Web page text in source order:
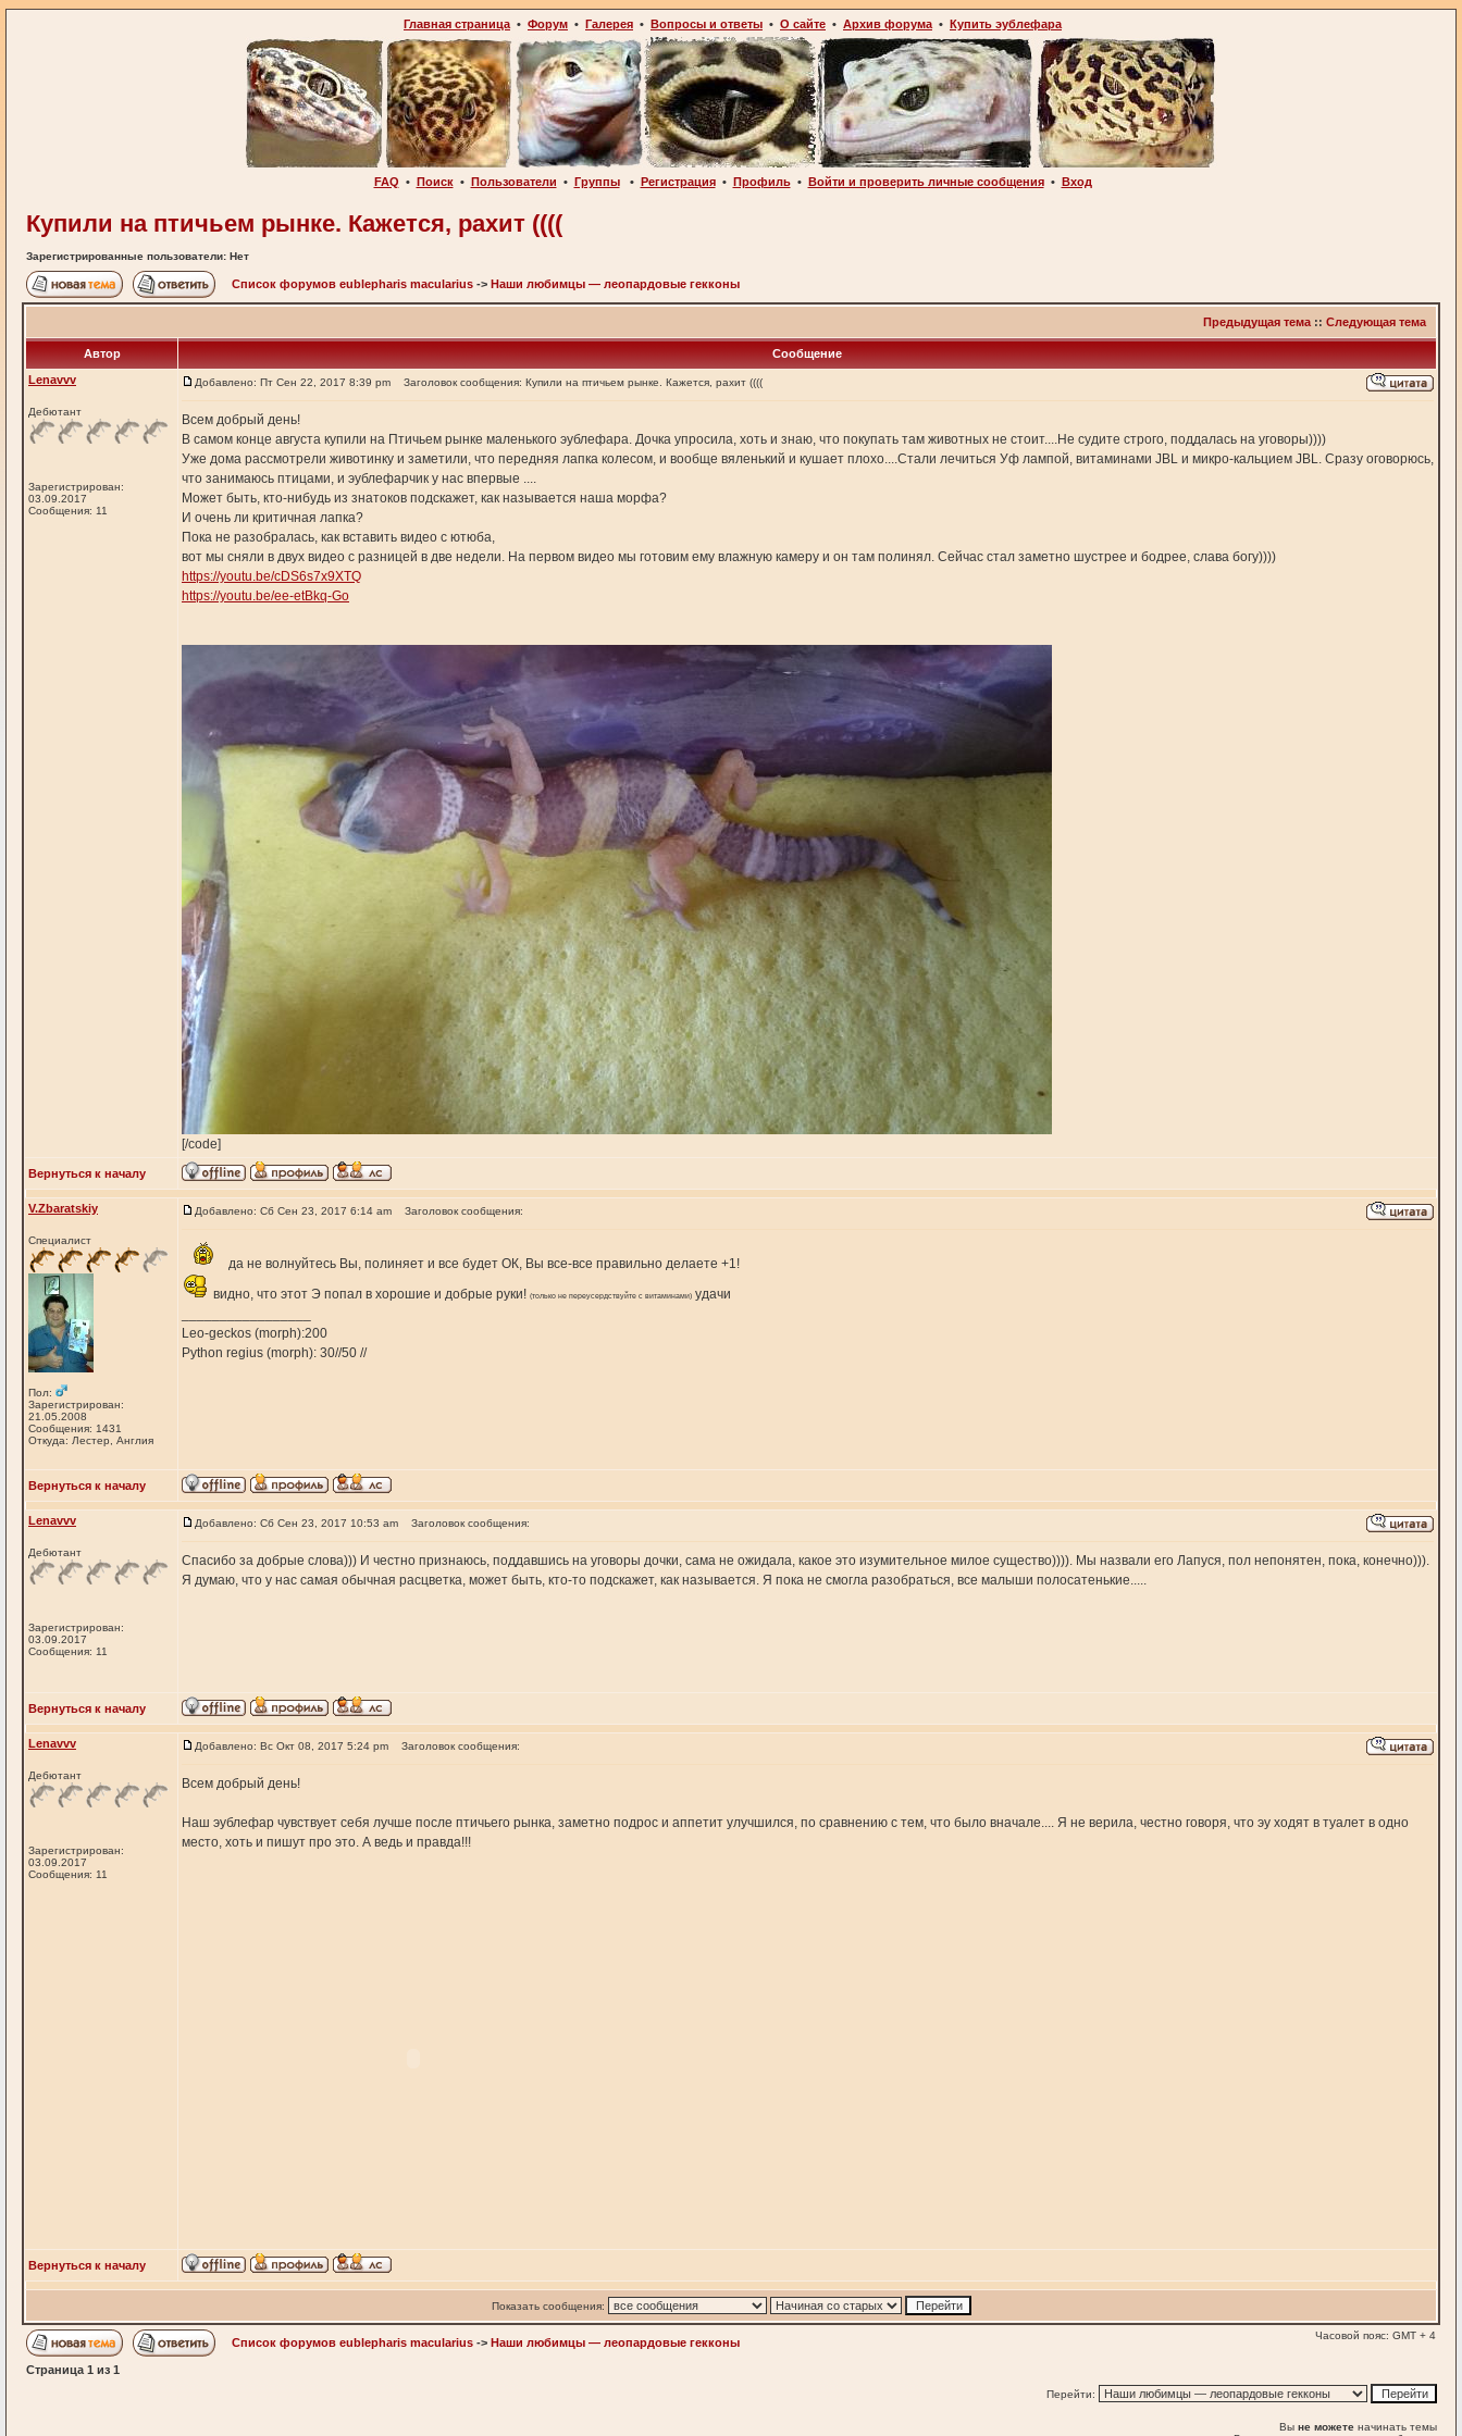
Главная страница • Форум • Галерея • Вопросы и ответы • О сайте • Архив форума • Купить эублефара
FAQ • Поиск• Пользователи • Группы• Регистрация• Профиль• Войти и проверить личные сообщения• Вход
Купили на птичьем рынке. Кажется, рахит ((((
Зарегистрированные пользователи: Нет
Список форумов eublepharis macularius -> Наши любимцы — леопардовые гекконы
Предыдущая тема :: Следующая тема
Автор
Сообщение
Lenavvv
Дебютант
Зарегистрирован:
03.09.2017
Сообщения: 11
Добавлено: Пт Сен 22, 2017 8:39 pm Заголовок сообщения: Купили на птичьем рынке. Кажется, рахит ((((
Всем добрый день!
В самом конце августа купили на Птичьем рынке маленького эублефара. Дочка упросила, хоть и знаю, что покупать там животных не стоит....Не судите строго, поддалась на уговоры))))
Уже дома рассмотрели животинку и заметили, что передняя лапка колесом, и вообще вяленький и кушает плохо....Стали лечиться Уф лампой, витаминами JBL и микро-кальцием JBL. Сразу оговорюсь,
что занимаюсь птицами, и эублефарчик у нас впервые ....
Может быть, кто-нибудь из знатоков подскажет, как называется наша морфа?
И очень ли критичная лапка?
Пока не разобралась, как вставить видео с ютюба,
вот мы сняли в двух видео с разницей в две недели. На первом видео мы готовим ему влажную камеру и он там полинял. Сейчас стал заметно шустрее и бодрее, слава богу))))
https://youtu.be/cDS6s7x9XTQ
https://youtu.be/ee-etBkq-Go
[/code]
Вернуться к началу
V.Zbaratskiy
Специалист
Пол:
Зарегистрирован:
21.05.2008
Сообщения: 1431
Откуда: Лестер, Англия
Добавлено: Сб Сен 23, 2017 6:14 am Заголовок сообщения:
да не волнуйтесь Вы, полиняет и все будет ОК, Вы все-все правильно делаете +1!
видно, что этот Э попал в хорошие и добрые руки! (только не переусердствуйте с витаминами) удачи
Leo-geckos (morph):200
Python regius (morph): 30//50 //
Вернуться к началу
Lenavvv
Дебютант
Зарегистрирован:
03.09.2017
Сообщения: 11
Добавлено: Сб Сен 23, 2017 10:53 am Заголовок сообщения:
Спасибо за добрые слова))) И честно признаюсь, поддавшись на уговоры дочки, сама не ожидала, какое это изумительное милое существо)))). Мы назвали его Лапуся, пол непонятен, пока, конечно))).
Я думаю, что у нас самая обычная расцветка, может быть, кто-то подскажет, как называется. Я пока не смогла разобраться, все малыши полосатенькие.....
Вернуться к началу
Lenavvv
Дебютант
Зарегистрирован:
03.09.2017
Сообщения: 11
Добавлено: Вс Окт 08, 2017 5:24 pm Заголовок сообщения:
Всем добрый день!
Наш эублефар чувствует себя лучше после птичьего рынка, заметно подрос и аппетит улучшился, по сравнению с тем, что было вначале.... Я не верила, честно говоря, что эу ходят в туалет в одно
место, хоть и пишут про это. А ведь и правда!!!
Вернуться к началу
Показать сообщения:
Список форумов eublepharis macularius -> Наши любимцы — леопардовые гекконы
Часовой пояс: GMT + 4
Страница 1 из 1
Перейти:
Вы не можете начинать темы